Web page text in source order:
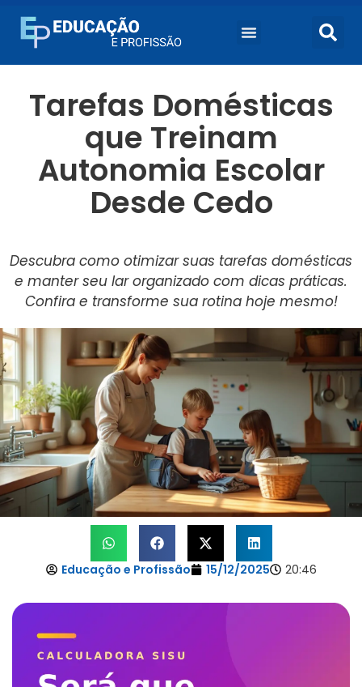
Tarefas Domésticas
que Treinam
Autonomia Escolar
Desde Cedo
Descubra como otimizar suas tarefas domésticas
e manter seu lar organizado com dicas práticas.
Confira e transforme sua rotina hoje mesmo!
Educação e Profissão 15/12/2025 20:46